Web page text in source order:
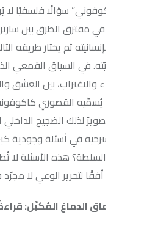
سؤالًا فلسفيًا لا يُريد
مفترق الطرق بين سارتر الذي أعلن
ثم يختار طريقه الثالث الخاص:
في السياق القمعي الذي تنبثق منه
والاغتراب، بين العشق والخوف،
يُسمِّيه القصوري كاكوفونيا. ليس
لذلك الضجيج الداخلي الذي تُحدثه
في أسئلة وجودية كبرى: ما
هذه الأسئلة لا تُطرح خطابًا
لتحرير الوعي لا مجرّد فرجةٍ جمالية.
الدماغ المُكبَّل: قراءةٌ نفسية